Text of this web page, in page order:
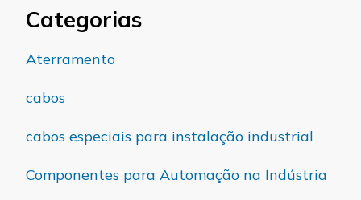
Categorias
Aterramento
cabos
cabos especiais para instalação industrial
Componentes para Automação na Indústria